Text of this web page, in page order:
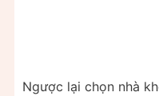
Ngược lại chọn nhà